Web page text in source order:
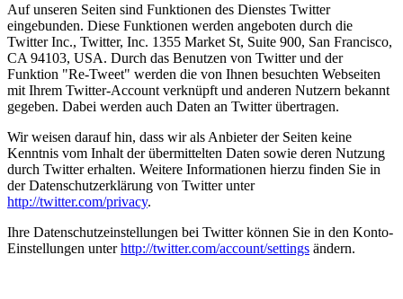
Auf unseren Seiten sind Funktionen des Dienstes Twitter
eingebunden. Diese Funktionen werden angeboten durch die
Twitter Inc., Twitter, Inc. 1355 Market St, Suite 900, San Francisco,
CA 94103, USA. Durch das Benutzen von Twitter und der
Funktion "Re-Tweet" werden die von Ihnen besuchten Webseiten
mit Ihrem Twitter-Account verknüpft und anderen Nutzern bekannt
gegeben. Dabei werden auch Daten an Twitter übertragen.
Wir weisen darauf hin, dass wir als Anbieter der Seiten keine
Kenntnis vom Inhalt der übermittelten Daten sowie deren Nutzung
durch Twitter erhalten. Weitere Informationen hierzu finden Sie in
der Datenschutzerklärung von Twitter unter
http://twitter.com/privacy.
Ihre Datenschutzeinstellungen bei Twitter können Sie in den Konto-
Einstellungen unterhttp://twitter.com/account/settings ändern.